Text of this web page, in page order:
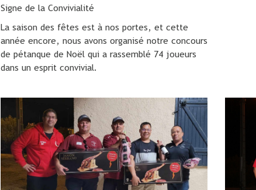
Signe de la Convivialité
La saison des fêtes est à nos portes, et cette
année encore, nous avons organisé notre concours
de pétanque de Noël qui a rassemblé 74 joueurs
dans un esprit convivial.